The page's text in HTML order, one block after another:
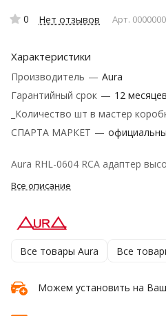
0 Нет отзывов Арт.
Характеристики
Производитель — Aura
Гарантийный срок — 12 месяцев
_Количество шт в мастер
СПАРТА МАРКЕТ —
Aura RHL-0604 RCA адаптер
Все описание
Все товары Aura Все
Можем установить на